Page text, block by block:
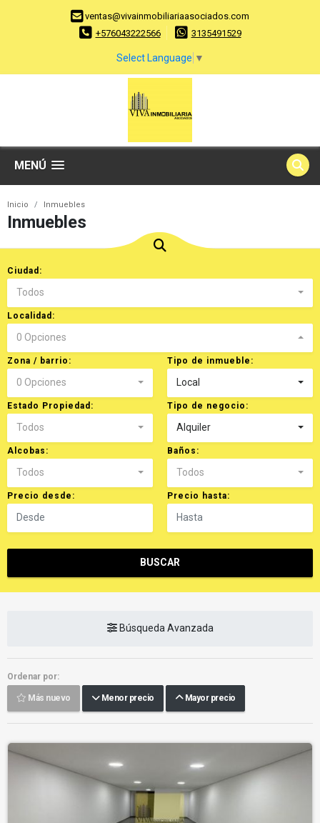
ventas@vivainmobiliariaasociados.com
+576043222566
3135491529
Select Language ▼
MENÚ
Inicio Inmuebles
Inmuebles
Ciudad:
Todos
Localidad:
0 Opciones
Zona / barrio:
0 Opciones
Tipo de inmueble:
Local
Estado Propiedad:
Todos
Tipo de negocio:
Alquiler
Alcobas:
Todos
Baños:
Todos
Precio desde: Precio hasta:
BUSCAR
Búsqueda Avanzada
Ordenar por:
Más nuevo Menor precio Mayor precio